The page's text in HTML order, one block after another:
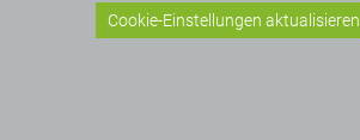
Cookie-Einstellungen aktualisieren